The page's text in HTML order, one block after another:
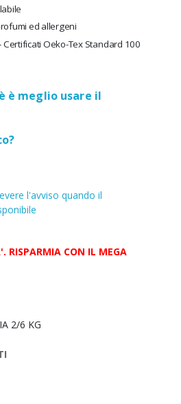
ed allergeni
Certificati Oeko-Tex Standard 100
è meglio usare il
l'avviso quando il
RISPARMIA CON IL MEGA
2/6 KG